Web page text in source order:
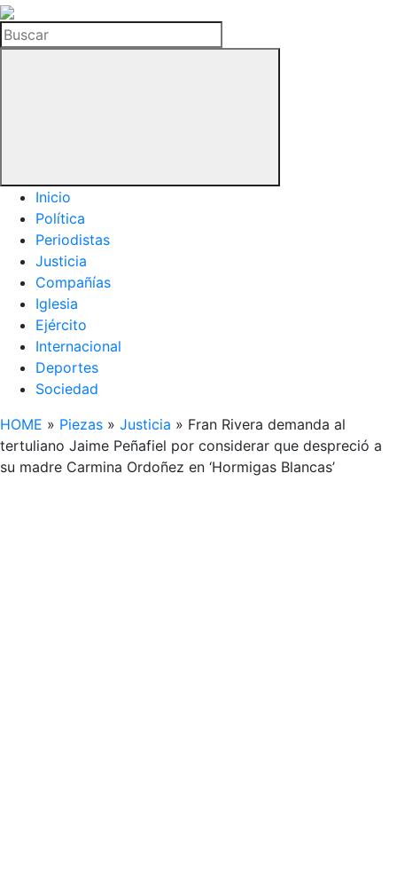
La
Hemeroteca
del
Buscar
Inicio
Política
Periodistas
Justicia
Compañías
Iglesia
Ejército
Internacional
Deportes
Sociedad
HOME » Piezas » Justicia » Fran Rivera demanda al
tertuliano Jaime Peñafiel por considerar que despreció a
su madre Carmina Ordoñez en ‘Hormigas Blancas’